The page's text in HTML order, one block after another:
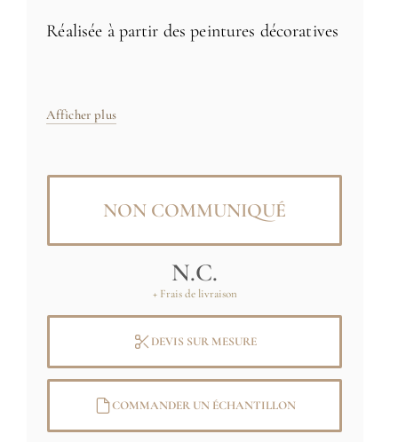
Réalisée à partir des peintures décoratives
Taille: Sur-mesure
Images originales: (C) Atelier Camuset
Afficher plus
NON COMMUNIQUÉ
N.C.
+ Frais de livraison
DEVIS SUR MESURE
COMMANDER UN ÉCHANTILLON